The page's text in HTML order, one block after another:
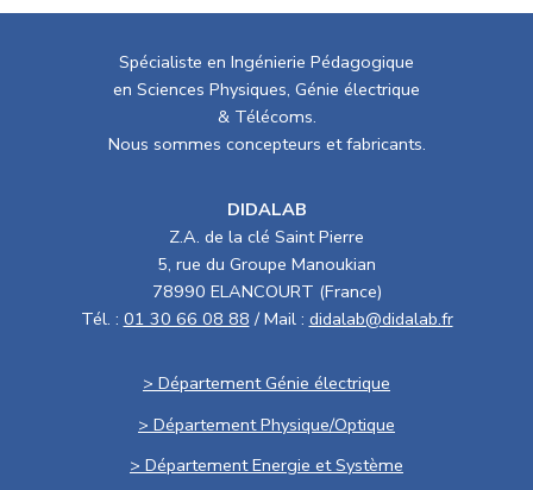
Spécialiste en Ingénierie Pédagogique
en Sciences Physiques, Génie électrique
& Télécoms.
Nous sommes concepteurs et fabricants.
DIDALAB
Z.A. de la clé Saint Pierre
5, rue du Groupe Manoukian
78990 ELANCOURT (France)
Tél. : 01 30 66 08 88 / Mail : didalab@didalab.fr
> Département Génie électrique
> Département Physique/Optique
> Département Energie et Système